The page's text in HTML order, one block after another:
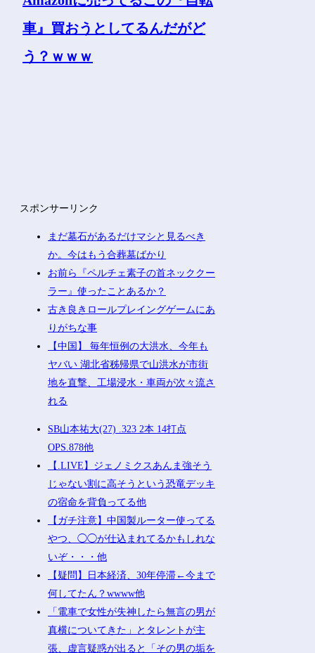
スポンサーリンク
まだ墓石があるだけマシと見るべき
か。今はもう合葬墓ばかり
お前ら『ペルチェ素子の首ネッククー
ラー』使ったことあるか？
古き良きロールプレイングゲームにあ
りがちな事
【中国】 毎年恒例の大洪水、今年も
ヤバい 湖北省秭帰県で山洪水が市街
地を直撃、工場浸水・車両が次々流さ
れる
SB山本祐大(27) .323 2本 14打点
OPS.878他
【.LIVE】ジェノミクスあんま強そう
じゃない割に高そうという恐竜デッキ
の宿命を背負ってる他
【ガチ注意】中国製ルーター使ってる
やつ、◯◯が仕込まれてるかもしれな
いぞ・・・他
【疑問】日本経済、30年停滞←今まで
何してたん？wwww他
「電車で女性が失神したら無言の男が
真横についてきた」とタレントが主
張、虚言疑惑が出ると「その男の垢を